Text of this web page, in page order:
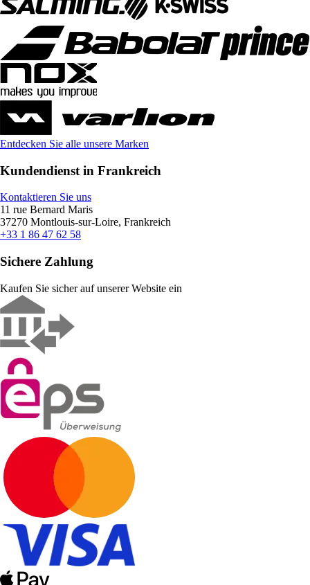
Entdecken Sie alle unsere Marken
Kundendienst in Frankreich
Kontaktieren Sie uns
11 rue Bernard Maris
37270 Montlouis-sur-Loire, Frankreich
+33 1 86 47 62 58
Sichere Zahlung
Kaufen Sie sicher auf unserer Website ein